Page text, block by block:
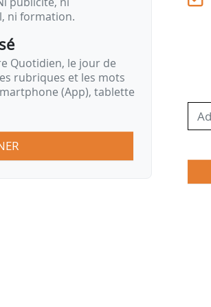
ni formation.
Quotidien, le jour de
rubriques et les mots
(App), tablette